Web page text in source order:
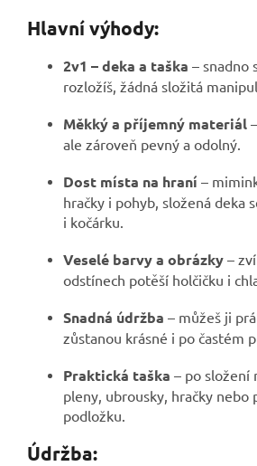
Hlavní výhody:
2v1 – deka a taška – snadno
rozložíš, žádná složitá
Měkký a příjemný materiál
ale zároveň pevný a odolný.
Dost místa na hraní –
hračky i pohyb, složená deka
i kočárku.
Veselé barvy a obrázky –
odstínech potěší holčičku i
Snadná údržba – můžeš ji
zůstanou krásné i po častém
Praktická taška – po složení
pleny, ubrousky, hračky nebo
podložku.
Údržba: